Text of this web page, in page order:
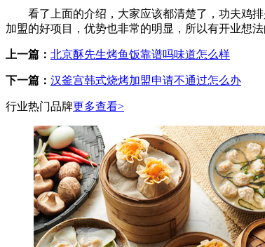
看了上面的介绍，大家应该都清楚了，功夫鸡排
加盟的好项目，优势也非常的明显，所以有开业想
上一篇： 北京酥先生烤鱼饭靠谱吗味道怎么样
下一篇： 汉釜宫韩式烧烤加盟申请不通过怎么办
行业热门品牌更多查看>